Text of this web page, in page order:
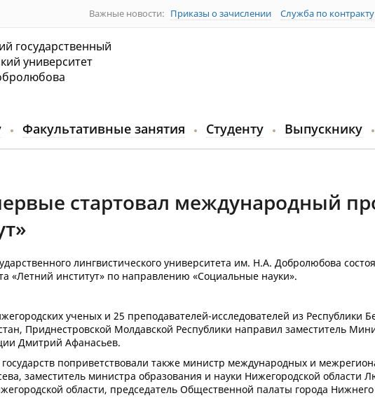
Важные новости: Приказы о зачислении Служба по контракту
государственный
университет
Факультативные занятия Студенту Выпускнику
стартовал международный
лингвистического университета им. Н.А. Добролюбова
«Летний институт» по направлению «Социальные науки».
ученых и 25 преподавателей-исследователей из Республики
Приднестровской Молдавской Республики направил заместитель
Дмитрий Афанасьев.
поприветствовали также министр международных и
заместитель министра образования и науки Нижегородской области
области, председатель Общественной палаты города